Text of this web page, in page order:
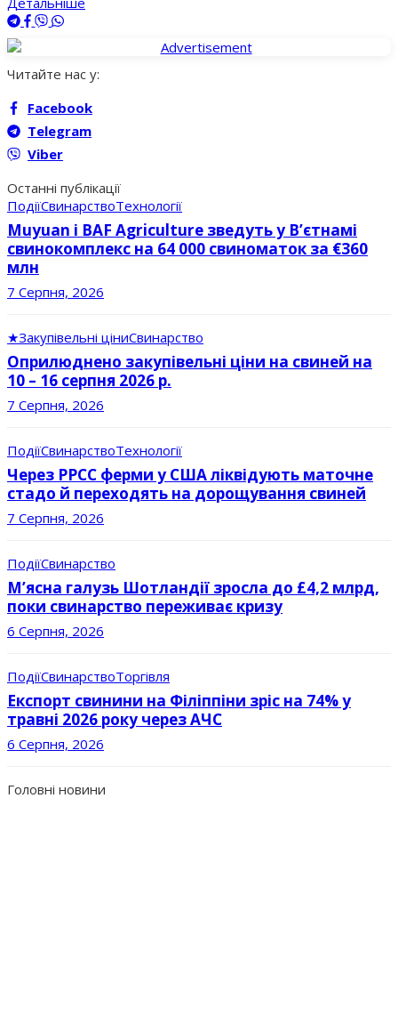
Читайте нас у:
Facebook
Telegram
Viber
Останні публікації
ПодіїСвинарствоТехнології
Muyuan і BAF Agriculture зведуть у В’єтнамі
свинокомплекс на 64 000 свиноматок за €360
млн
7 Серпня, 2026
★Закупівельні ціниСвинарство
Оприлюднено закупівельні ціни на свиней на
10 – 16 серпня 2026 р.
7 Серпня, 2026
ПодіїСвинарствоТехнології
Через РРСС ферми у США ліквідують маточне
стадо й переходять на дорощування свиней
7 Серпня, 2026
ПодіїСвинарство
М’ясна галузь Шотландії зросла до £4,2 млрд,
поки свинарство переживає кризу
6 Серпня, 2026
ПодіїСвинарствоТоргівля
Експорт свинини на Філіппіни зріс на 74% у
травні 2026 року через АЧС
6 Серпня, 2026
Головні новини